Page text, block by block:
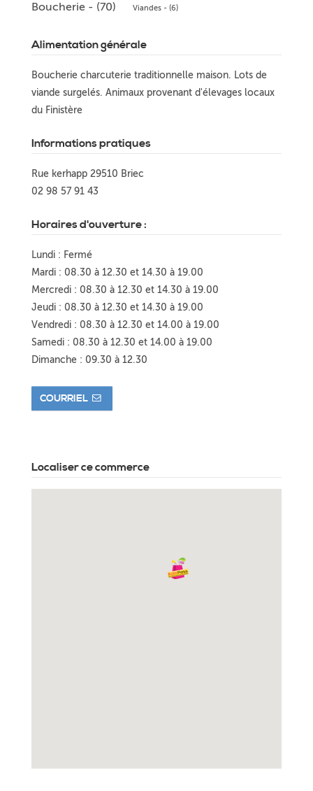
Boucherie - (70) Viandes - (6)
Alimentation générale
Boucherie charcuterie traditionnelle maison. Lots de
viande surgelés. Animaux provenant d'élevages locaux
du Finistère
Informations pratiques
Rue kerhapp 29510 Briec
02 98 57 91 43
Horaires d'ouverture :
Lundi : Fermé
Mardi : 08.30 à 12.30 et 14.30 à 19.00
Mercredi : 08.30 à 12.30 et 14.30 à 19.00
Jeudi : 08.30 à 12.30 et 14.30 à 19.00
Vendredi : 08.30 à 12.30 et 14.00 à 19.00
Samedi : 08.30 à 12.30 et 14.00 à 19.00
Dimanche : 09.30 à 12.30
COURRIEL
Localiser ce commerce